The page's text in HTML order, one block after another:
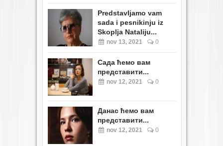
Predstavljamo vam
sada i pesnikinju iz
Skoplja Nataliju...
nov 13, 2021 0
Сада ћемо вам
представити...
nov 12, 2021 0
Данас ћемо вам
представити...
nov 12, 2021 0